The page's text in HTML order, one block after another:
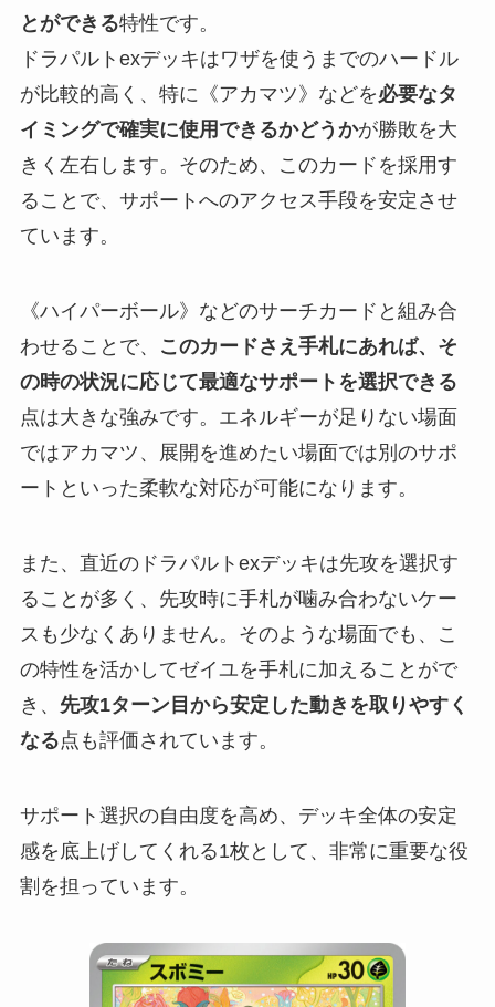
とができる特性です。
ドラパルトexデッキはワザを使うまでのハードル
が比較的高く、特に《アカマツ》などを必要なタ
イミングで確実に使用できるかどうかが勝敗を大
きく左右します。そのため、このカードを採用す
ることで、サポートへのアクセス手段を安定させ
ています。
《ハイパーボール》などのサーチカードと組み合
わせることで、
このカードさえ手札にあれば、そ
の時の状況に応じて最適なサポートを選択できる
点は大きな強みです。エネルギーが足りない場面
ではアカマツ、展開を進めたい場面では別のサポ
ートといった柔軟な対応が可能になります。
また、直近のドラパルトexデッキは先攻を選択す
ることが多く、先攻時に手札が噛み合わないケー
スも少なくありません。そのような場面でも、こ
の特性を活かしてゼイユを手札に加えることがで
き、 先攻1ターン目から安定した動きを取りやすく
なる点も評価されています。
サポート選択の自由度を高め、デッキ全体の安定
感を底上げしてくれる1枚として、非常に重要な役
割を担っています。